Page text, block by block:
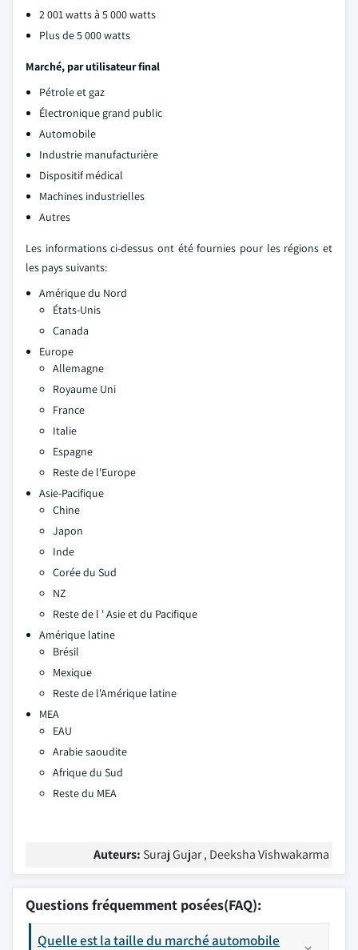
2 001 watts à 5 000 watts
Plus de 5 000 watts
Marché, par utilisateur final
Pétrole et gaz
Électronique grand public
Automobile
Industrie manufacturière
Dispositif médical
Machines industrielles
Autres
Les informations ci-dessus ont été fournies pour les régions et
les pays suivants:
Amérique du Nord
États-Unis
Canada
Europe
Allemagne
Royaume Uni
France
Italie
Espagne
Reste de l'Europe
Asie-Pacifique
Chine
Japon
Inde
Corée du Sud
NZ
Reste de l ' Asie et du Pacifique
Amérique latine
Brésil
Mexique
Reste de l'Amérique latine
MEA
EAU
Arabie saoudite
Afrique du Sud
Reste du MEA
Auteurs: Suraj Gujar , Deeksha Vishwakarma
Questions fréquemment posées(FAQ):
Quelle est la taille du marché automobile